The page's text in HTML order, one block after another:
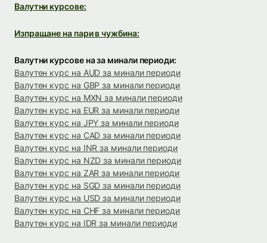
Валутни курсове:
Изпращане на пари в чужбина:
Валутни курсове на за минали периоди:
Валутен курс на AUD за минали периоди
Валутен курс на GBP за минали периоди
Валутен курс на MXN за минали периоди
Валутен курс на EUR за минали периоди
Валутен курс на JPY за минали периоди
Валутен курс на CAD за минали периоди
Валутен курс на INR за минали периоди
Валутен курс на NZD за минали периоди
Валутен курс на ZAR за минали периоди
Валутен курс на SGD за минали периоди
Валутен курс на USD за минали периоди
Валутен курс на CHF за минали периоди
Валутен курс на IDR за минали периоди